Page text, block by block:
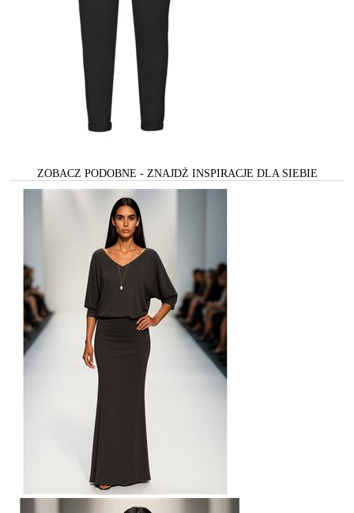
ZOBACZ PODOBNE - ZNAJDŻ INSPIRACJE DLA SIEBIE